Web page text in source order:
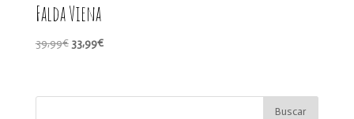
Falda Viena
39,99€ El
era:
33,99€El
es: